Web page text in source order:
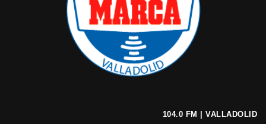
104.0 FM | VALLADOLID